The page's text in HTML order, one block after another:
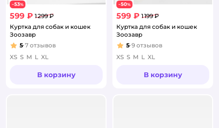
−53%
599 ₽ 1 299 ₽
Куртка для собак и кошек
Зоозавр
Рейтинг:
5 7 отзывов
XS S M L XL
В корзину
−50%
599 ₽ 1 199 ₽
Куртка для собак и кошек
Зоозавр
Рейтинг:
5 9 отзывов
XS S M L XL
В корзину